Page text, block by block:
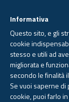
Informativa
Questo sito, e gli
cookie
stesso e utili ad
migliorata e
secondo le finalità
Se vuoi saperne di
cookie, puoi farlo